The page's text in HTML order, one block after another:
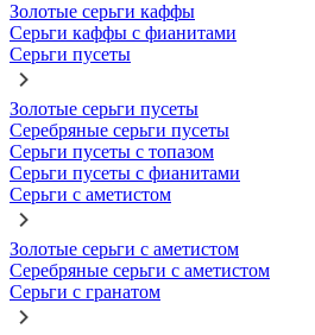
Золотые серьги каффы
Серьги каффы с фианитами
Серьги пусеты
Золотые серьги пусеты
Серебряные серьги пусеты
Серьги пусеты с топазом
Серьги пусеты с фианитами
Серьги с аметистом
Золотые серьги с аметистом
Серебряные серьги с аметистом
Серьги с гранатом